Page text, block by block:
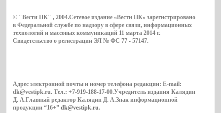
© "Вести ПК" , 2004.Сетевое издание «Вести ПК» зарегистрировано
в Федеральной службе по надзору в сфере связи, информационных
технологий и массовых коммуникаций 11 марта 2014 г.
Свидетельство о регистрации ЭЛ № ФС 77 - 57147.
Адрес электронной почты и номер телефона редакции: E-mail:
dk@vestipk.ru. Тел.: +7-919-188-17-00.Учредитель издания Калядин
Д. А.Главный редактор Калядин Д. А.Знак информационной
продукции “16+”dk@vestipk.ru.